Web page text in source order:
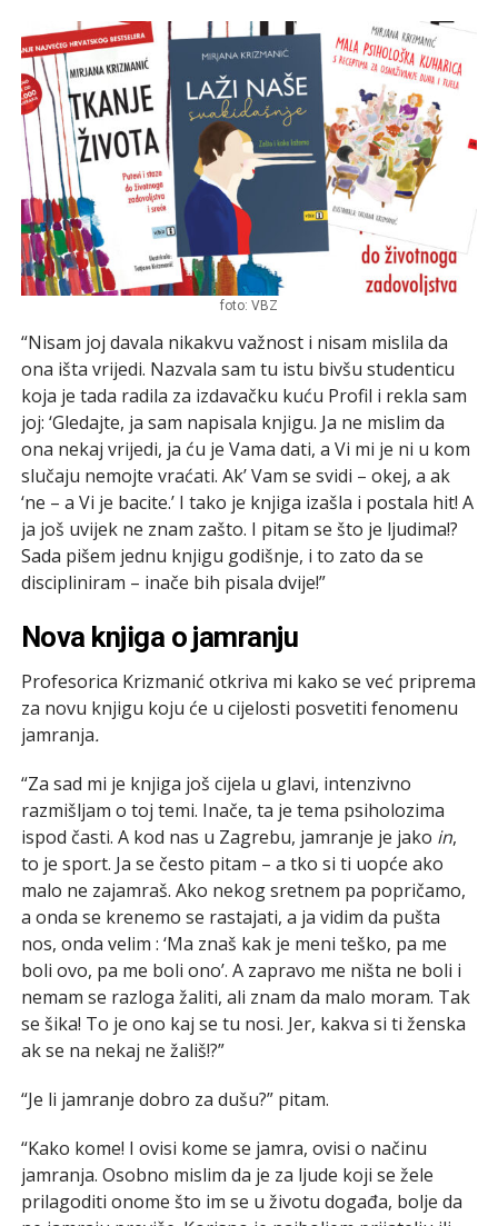
foto: VBZ
“Nisam joj davala nikakvu važnost i nisam mislila da
ona išta vrijedi. Nazvala sam tu istu bivšu studenticu
koja je tada radila za izdavačku kuću Profil i rekla sam
joj: ‘Gledajte, ja sam napisala knjigu. Ja ne mislim da
ona nekaj vrijedi, ja ću je Vama dati, a Vi mi je ni u kom
slučaju nemojte vraćati. Ak’ Vam se svidi – okej, a ak
‘ne – a Vi je bacite.’ I tako je knjiga izašla i postala hit! A
ja još uvijek ne znam zašto. I pitam se što je ljudima!?
Sada pišem jednu knjigu godišnje, i to zato da se
discipliniram – inače bih pisala dvije!”
Nova knjiga o jamranju
Profesorica Krizmanić otkriva mi kako se već priprema
za novu knjigu koju će u cijelosti posvetiti fenomenu
jamranja.
“Za sad mi je knjiga još cijela u glavi, intenzivno
razmišljam o toj temi. Inače, ta je tema psiholozima
ispod časti. A kod nas u Zagrebu, jamranje je jako in,
to je sport. Ja se često pitam – a tko si ti uopće ako
malo ne zajamraš. Ako nekog sretnem pa popričamo,
a onda se krenemo se rastajati, a ja vidim da pušta
nos, onda velim : ‘Ma znaš kak je meni teško, pa me
boli ovo, pa me boli ono’. A zapravo me ništa ne boli i
nemam se razloga žaliti, ali znam da malo moram. Tak
se šika! To je ono kaj se tu nosi. Jer, kakva si ti ženska
ak se na nekaj ne žališ!?”
“Je li jamranje dobro za dušu?” pitam.
“Kako kome! I ovisi kome se jamra, ovisi o načinu
jamranja. Osobno mislim da je za ljude koji se žele
prilagoditi onome što im se u životu događa, bolje da